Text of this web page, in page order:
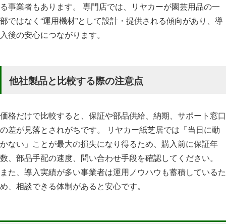
る事業者もあります。 専門店では、リヤカーが園芸用品の一
部ではなく“運用機材”として設計・提供される傾向があり、導
入後の安心につながります。
他社製品と比較する際の注意点
価格だけで比較すると、保証や部品供給、納期、サポート窓口
の差が見落とされがちです。 リヤカー紙芝居では「当日に動
かない」ことが最大の損失になり得るため、購入前に保証年
数、部品手配の速度、問い合わせ手段を確認してください。
また、導入実績が多い事業者は運用ノウハウも蓄積しているた
め、相談できる体制があると安心です。